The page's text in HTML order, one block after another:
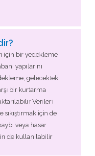
için bir yedekleme
yapılarını
gelecekteki
bir kurtarma
Verileri
için de
veya hasar
de kullanılabilir